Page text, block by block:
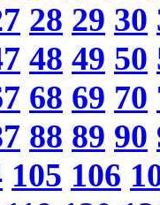
28 29 30
48 49 50
68 69 70
88 89 90
105 106